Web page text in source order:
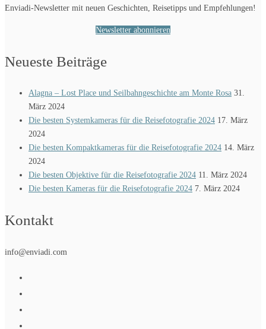
Enviadi-Newsletter mit neuen Geschichten, Reisetipps und Empfehlungen!
Newsletter abonnieren
Neueste Beiträge
Alagna – Lost Place und Seilbahngeschichte am Monte Rosa 31.
März 2024
Die besten Systemkameras für die Reisefotografie 2024 17. März
2024
Die besten Kompaktkameras für die Reisefotografie 2024 14. März
2024
Die besten Objektive für die Reisefotografie 2024 11. März 2024
Die besten Kameras für die Reisefotografie 2024 7. März 2024
Kontakt
info@enviadi.com